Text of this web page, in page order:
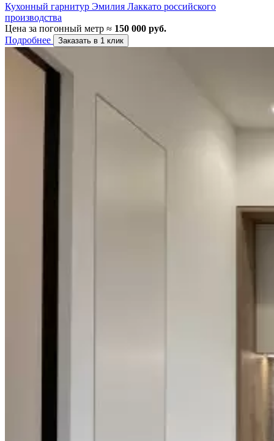
Кухонный гарнитур Эмилия Лаккато российского
производства
Цена за погонный метр ≈ 150 000 руб.
Подробнее
Заказать в 1 клик